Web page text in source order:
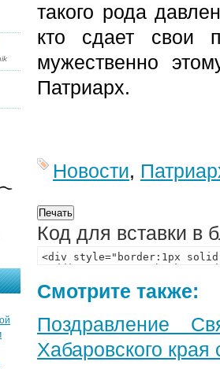
такого рода
кто сдает свои
мужественно
Патриарх.
Новости,
Код для вставки в
Смотрите также:
Поздравление
Хабаровского края